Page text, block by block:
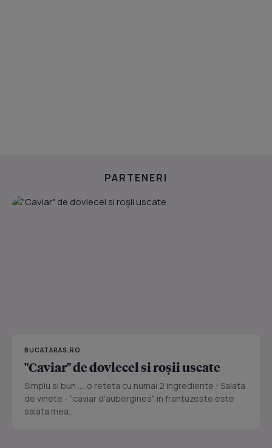
PARTENERI
BUCATARAS.RO
"Caviar" de dovlecel si roșii uscate
Simplu si bun .... o reteta cu numai 2 ingrediente ! Salata
de vinete - "caviar d'aubergines" in frantuzeste este
salata mea...